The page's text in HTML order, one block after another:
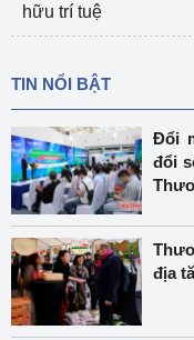
hữu trí tuệ
TIN NỔI BẬT
Đổi
đổi
địa